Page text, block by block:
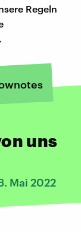
Regeln
uns
Mai 2022